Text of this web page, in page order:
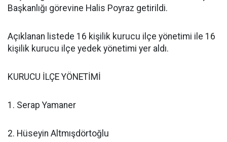
Başkanlığı görevine Halis Poyraz getirildi.
Açıklanan listede 16 kişilik kurucu ilçe yönetimi ile 16
kişilik kurucu ilçe yedek yönetimi yer aldı.
KURUCU İLÇE YÖNETİMİ
1. Serap Yamaner
2. Hüseyin Altmışdörtoğlu